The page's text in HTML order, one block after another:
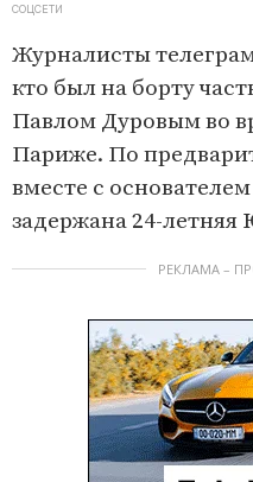
СОЦСЕТИ
Журналисты
кто был на борту
Павлом Дуровым во
Париже. По
вместе с
задержана 24-летняя
РЕКЛАМА –